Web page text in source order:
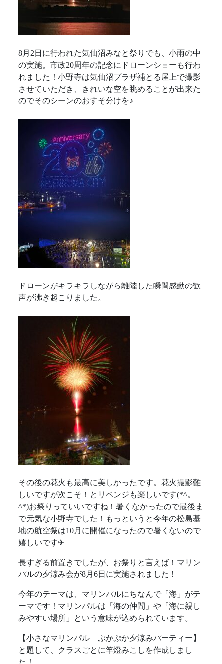
8月2日に行われた気仙沼みなと祭りでも、小雨の中
の実施。市政20周年の記念にドローンショーも行わ
れました！小野寺は気仙沼プラザ補とる屋上で撮影
させていただき、きれいな空を眺めることが出来た
のでそのシーンのおすそ分けを♪
ドローンがキラキラしながら離陸した瞬間感動の歓
声が沸き起こりました。
その後の花火も最高に美しかったです。花火撮影難
しいですが次こそ！とリベンジも楽しいです(*^。
^*)お祭りっていいですね！暑くなかったので最後ま
で元気な小野寺でした！もっというと今年の松島基
地の航空祭は10月に開催になったので暑くないので
嬉しいです✈
長すぎる前置きでしたが、お祭りと言えば！マリン
パルの夕涼み会が8月6日に実施されました！
今年のテーマは、マリンパルにちなんで「海」がテ
ーマです！マリンパルは「海の仲間」や「海に親し
みやすい場所」という意味が込められています。
【小さなマリンパル ぷかぷか夕涼みパーティー】
と題して、クラスごとに竿燈みこしを作成しまし
た！